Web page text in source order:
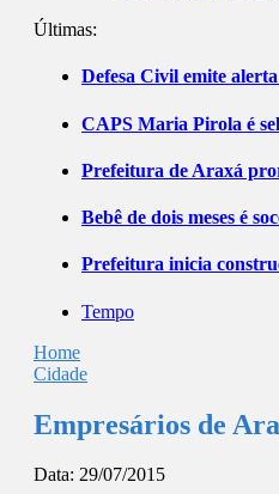
Últimas:
Defesa Civil emite
CAPS Maria Pirola é
Prefeitura de Araxá
Bebê de dois meses é
Prefeitura inicia
Tempo
Home
Cidade
Empresários de
Data: 29/07/2015